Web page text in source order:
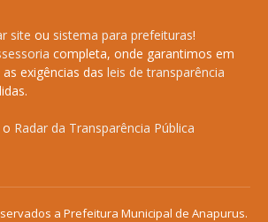
site ou sistema para prefeituras!
completa, onde garantimos em
exigências das leis de transparência
o Radar da Transparência Pública
a Prefeitura Municipal de Anapurus.